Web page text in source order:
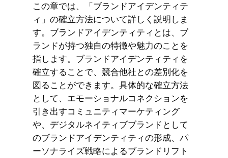
この章では、「ブランドアイデンティテ
ィ」の確立方法について詳しく説明しま
す。ブランドアイデンティティとは、ブ
ランドが持つ独自の特徴や魅力のことを
指します。ブランドアイデンティティを
確立することで、競合他社との差別化を
図ることができます。具体的な確立方法
として、エモーショナルコネクションを
引き出すコミュニティマーケティング
や、デジタルネイティブブランドとして
のブランドアイデンティティの形成、パ
ーソナライズ戦略によるブランドリフト